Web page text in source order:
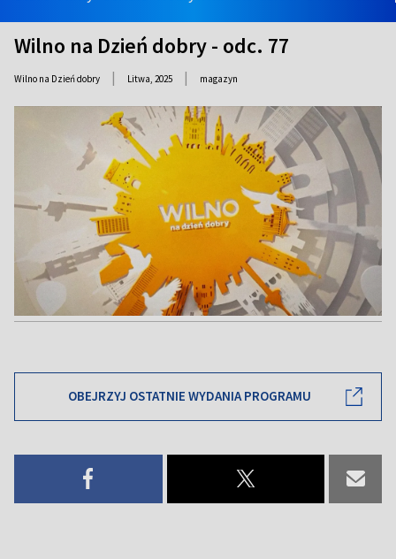
Wilno na Dzień dobry - odc. 77
Wilno na Dzień dobry | Litwa, 2025 | magazyn
OBEJRZYJ OSTATNIE WYDANIA PROGRAMU